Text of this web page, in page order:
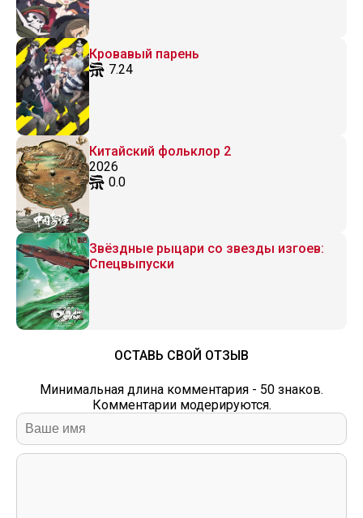
Кровавый парень
7.24
Китайский фольклор 2
2026
0.0
Звёздные рыцари со звезды изгоев:
Спецвыпуски
ОСТАВЬ СВОЙ ОТЗЫВ
Минимальная длина комментария - 50 знаков.
Комментарии модерируются.